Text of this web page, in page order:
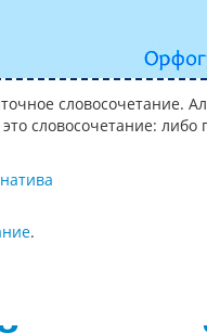
словосочетание.
словосочетание:
.